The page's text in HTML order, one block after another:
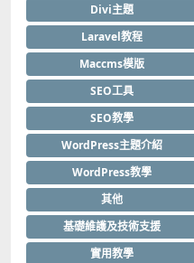
Divi主題
Laravel教程
Maccms模版
SEO工具
SEO教學
WordPress主題介紹
WordPress教學
其他
基礎維護及技術支援
實用教學